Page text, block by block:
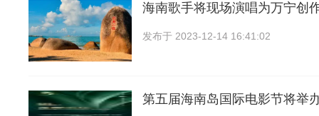
海南歌手将现场演唱为万宁创
发布于 2023-12-14 16:41:02
第五届海南岛国际电影节将举